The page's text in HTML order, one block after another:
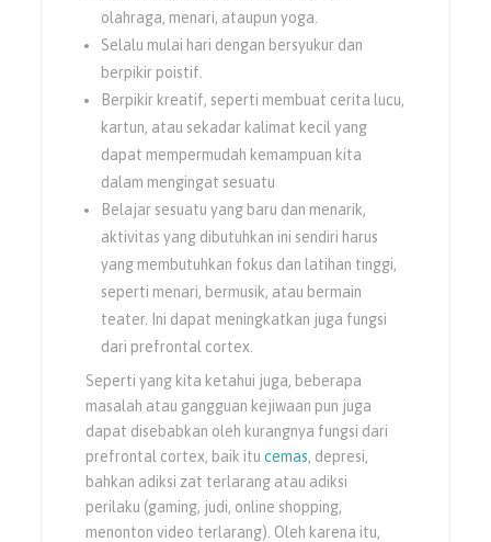
olahraga, menari, ataupun yoga.
Selalu mulai hari dengan bersyukur dan
berpikir poistif.
Berpikir kreatif, seperti membuat cerita lucu,
kartun, atau sekadar kalimat kecil yang
dapat mempermudah kemampuan kita
dalam mengingat sesuatu
Belajar sesuatu yang baru dan menarik,
aktivitas yang dibutuhkan ini sendiri harus
yang membutuhkan fokus dan latihan tinggi,
seperti menari, bermusik, atau bermain
teater. Ini dapat meningkatkan juga fungsi
dari prefrontal cortex.
Seperti yang kita ketahui juga, beberapa
masalah atau gangguan kejiwaan pun juga
dapat disebabkan oleh kurangnya fungsi dari
prefrontal cortex, baik itucemas, depresi,
bahkan adiksi zat terlarang atau adiksi
perilaku (gaming, judi, online shopping,
menonton video terlarang). Oleh karena itu,